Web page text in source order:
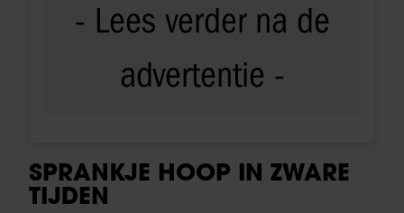
SPRANKJE HOOP IN ZWARE
TIJDEN